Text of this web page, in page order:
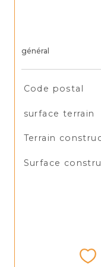
général
Code postal
surface terrain
Terrain
Surface